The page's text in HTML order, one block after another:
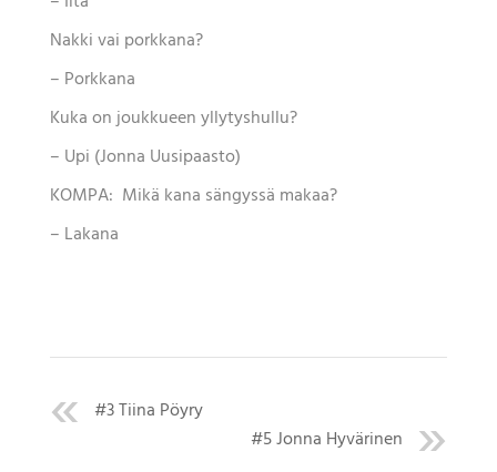
Nakki vai porkkana?
– Porkkana
Kuka on joukkueen yllytyshullu?
– Upi (Jonna Uusipaasto)
KOMPA: Mikä kana sängyssä makaa?
– Lakana
#3 Tiina Pöyry
#5 Jonna Hyvärinen